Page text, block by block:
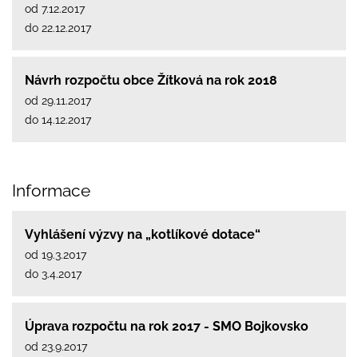
od 7.12.2017
do 22.12.2017
Návrh rozpočtu obce Žítková na rok 2018
od 29.11.2017
do 14.12.2017
Informace
Vyhlášení výzvy na „kotlíkové dotace“
od 19.3.2017
do 3.4.2017
Úprava rozpočtu na rok 2017 - SMO Bojkovsko
od 23.9.2017